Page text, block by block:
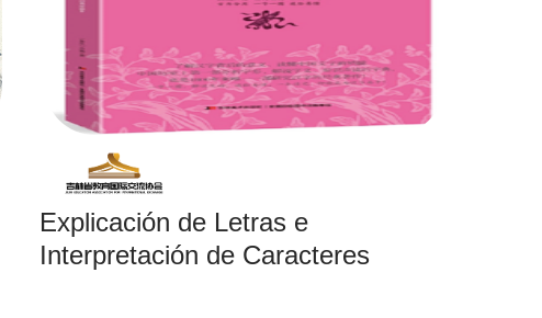
Explicación de Letras e
Interpretación de Caracteres